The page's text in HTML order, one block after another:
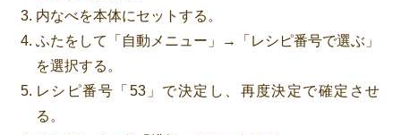
内なべを本体にセットする。
ふたをして「自動メニュー」→「レシピ番号で選ぶ」
を選択する。
レシピ番号「53」で決定し、再度決定で確定させ
る。